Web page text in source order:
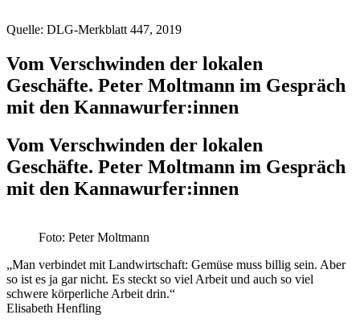
Quelle: DLG-Merkblatt 447, 2019
Vom Verschwinden der lokalen
Geschäfte. Peter Moltmann im Gespräch
mit den Kannawurfer:innen
Vom Verschwinden der lokalen
Geschäfte. Peter Moltmann im Gespräch
mit den Kannawurfer:innen
Foto: Peter Moltmann
„Man verbindet mit Landwirtschaft: Gemüse muss billig sein. Aber
so ist es ja gar nicht. Es steckt so viel Arbeit und auch so viel
schwere körperliche Arbeit drin.“
Elisabeth Henfling